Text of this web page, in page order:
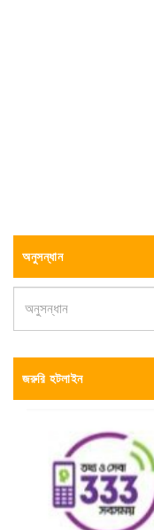
অনুসন্ধান
জরুরি হটলাইন